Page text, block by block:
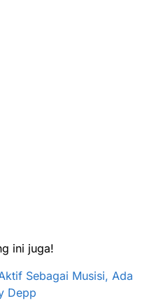
ini juga!
Sebagai Musisi, Ada
Depp